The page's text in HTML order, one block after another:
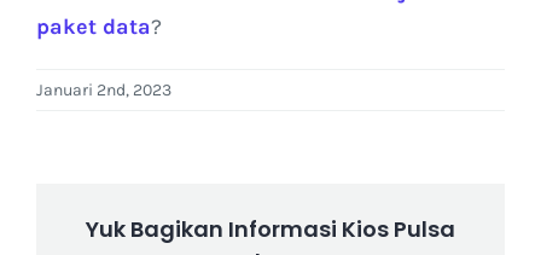
paket data?
Januari 2nd, 2023
Yuk Bagikan Informasi Kios Pulsa